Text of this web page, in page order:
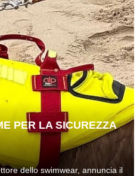
PER LA SICUREZZA
dello swimwear, annuncia il